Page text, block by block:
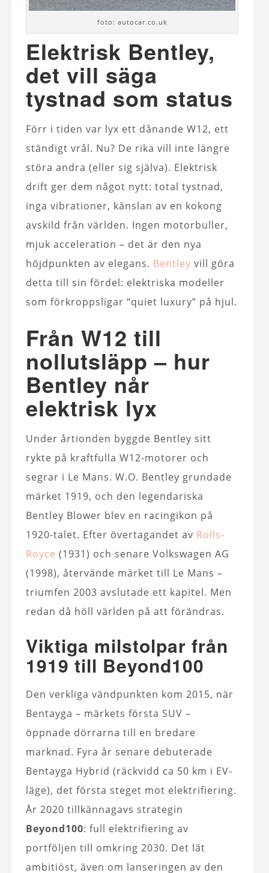
foto: autocar.co.uk
Elektrisk Bentley,
det vill säga
tystnad som status
Förr i tiden var lyx ett dånande W12, ett
ständigt vrål. Nu? De rika vill inte längre
störa andra (eller sig själva). Elektrisk
drift ger dem något nytt: total tystnad,
inga vibrationer, känslan av en kokong
avskild från världen. Ingen motorbuller,
mjuk acceleration – det är den nya
höjdpunkten av elegans. Bentley vill göra
detta till sin fördel: elektriska modeller
som förkroppsligar “quiet luxury” på hjul.
Från W12 till
nollutsläpp – hur
Bentley når
elektrisk lyx
Under årtionden byggde Bentley sitt
rykte på kraftfulla W12-motorer och
segrar i Le Mans. W.O. Bentley grundade
märket 1919, och den legendariska
Bentley Blower blev en racingikon på
1920-talet. Efter övertagandet av Rolls-
Royce (1931) och senare Volkswagen AG
(1998), återvände märket till Le Mans –
triumfen 2003 avslutade ett kapitel. Men
redan då höll världen på att förändras.
Viktiga milstolpar från
1919 till Beyond100
Den verkliga vändpunkten kom 2015, när
Bentayga – märkets första SUV –
öppnade dörrarna till en bredare
marknad. Fyra år senare debuterade
Bentayga Hybrid (räckvidd ca 50 km i EV-
läge), det första steget mot elektrifiering.
År 2020 tillkännagavs strategin
Beyond100: full elektrifiering av
portföljen till omkring 2030. Det lät
ambitiöst, även om lanseringen av den